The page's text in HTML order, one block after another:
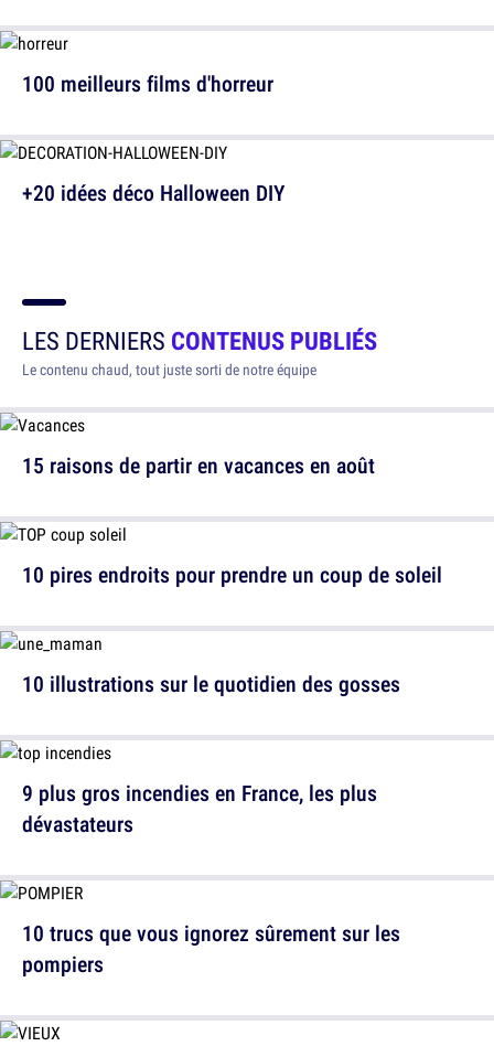
+20 idées déco Halloween DIY
100 meilleurs films d'horreur
LES DERNIERS CONTENUS PUBLIÉS
Le contenu chaud, tout juste sorti de notre équipe
15 raisons de partir en vacances en août
10 illustrations sur le quotidien des gosses
10 trucs que vous ignorez sûrement sur les
pompiers
10 pires endroits pour prendre un coup de soleil
9 plus gros incendies en France, les plus
dévastateurs